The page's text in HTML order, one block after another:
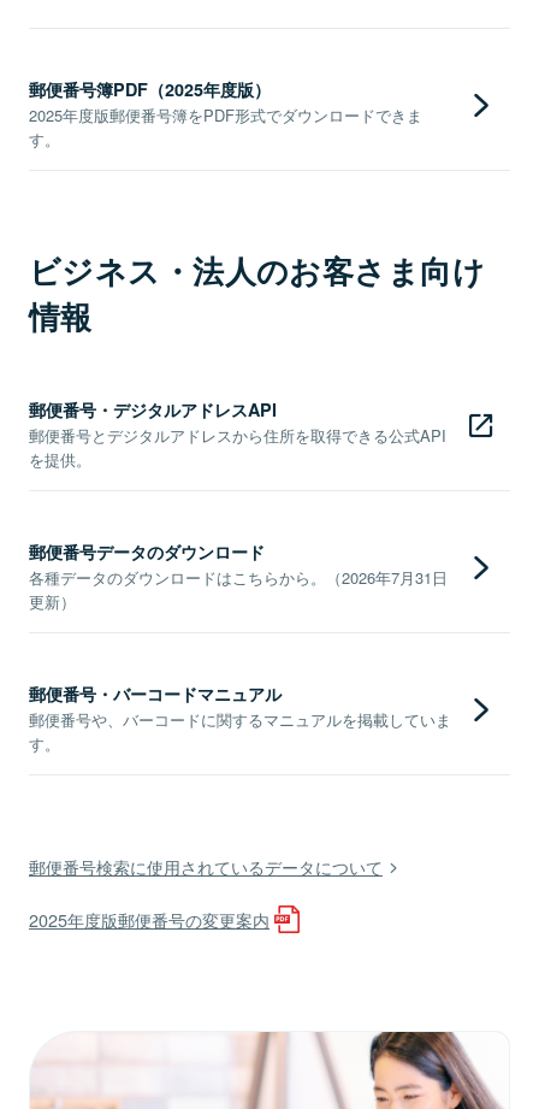
郵便番号簿PDF（2025年度版）
2025年度版郵便番号簿をPDF形式でダウンロードできま
す。
ビジネス・法人のお客さま向け
情報
郵便番号・デジタルアドレスAPI
郵便番号とデジタルアドレスから住所を取得できる公式API
を提供。
郵便番号データのダウンロード
各種データのダウンロードはこちらから。（2026年7月31日
更新）
郵便番号・バーコードマニュアル
郵便番号や、バーコードに関するマニュアルを掲載していま
す。
郵便番号検索に使用されているデータについて
2025年度版郵便番号の変更案内